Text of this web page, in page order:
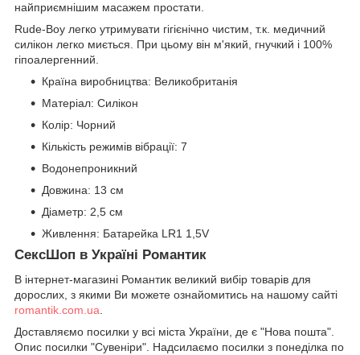
найприємнішим масажем простати.
Rude-Boy легко утримувати гігієнічно чистим, т.к. медичний
силікон легко миється. При цьому він м'який, гнучкий і 100%
гіпоалергенний.
Країна виробництва: Великобританія
Матеріал: Силікон
Колір: Чорний
Кількість режимів вібрації: 7
Водонепроникний
Довжина: 13 см
Діаметр: 2,5 см
Живлення: Батарейка LR1 1,5V
СексШоп в Україні Романтик
В інтернет-магазині Романтик великий вибір товарів для
дорослих, з якими Ви можете ознайомитись на нашому сайті
romantik.com.ua
Доставляємо посилки у всі міста України, де є "Нова пошта".
Опис посилки "Сувеніри". Надсилаємо посилки з понеділка по